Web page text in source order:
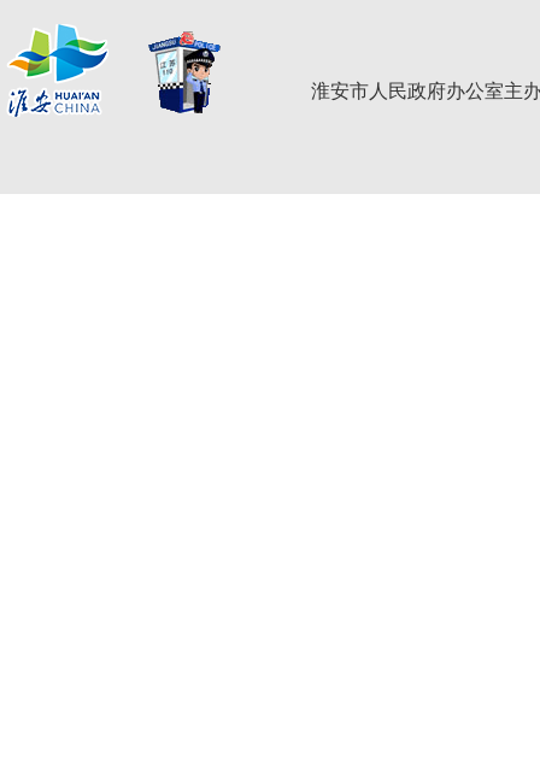
淮安市人民政府办公室主